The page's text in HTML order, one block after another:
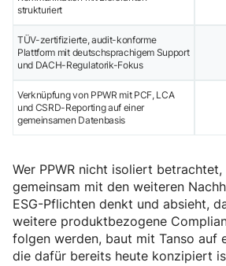
strukturiert
TÜV-zertifizierte, audit-konforme
Plattform mit deutschsprachigem Support
und DACH-Regulatorik-Fokus
Verknüpfung von PPWR mit PCF, LCA
und CSRD-Reporting auf einer
gemeinsamen Datenbasis
Wer PPWR nicht isoliert
gemeinsam mit den weiteren
ESG-Pflichten denkt und absieht,
weitere produktbezogene
folgen werden, baut mit Tanso auf
die dafür bereits heute konzipiert